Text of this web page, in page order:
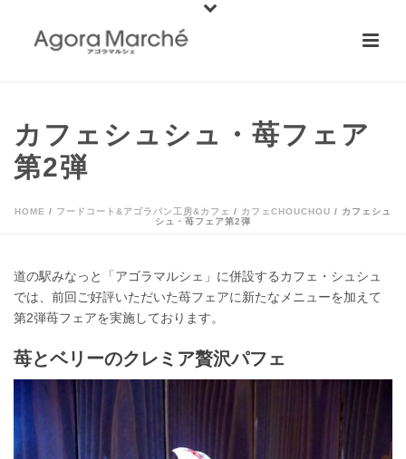
カフェシュシュ・苺フェア
第2弾
HOME / フードコート&アゴラパン工房&カフェ / カフェCHOUCHOU / カフェシュ
シュ・苺フェア第2弾
道の駅みなっと「アゴラマルシェ」に併設するカフェ・シュシュ
では、前回ご好評いただいた苺フェアに新たなメニューを加えて
第2弾苺フェアを実施しております。
苺とベリーのクレミア贅沢パフェ